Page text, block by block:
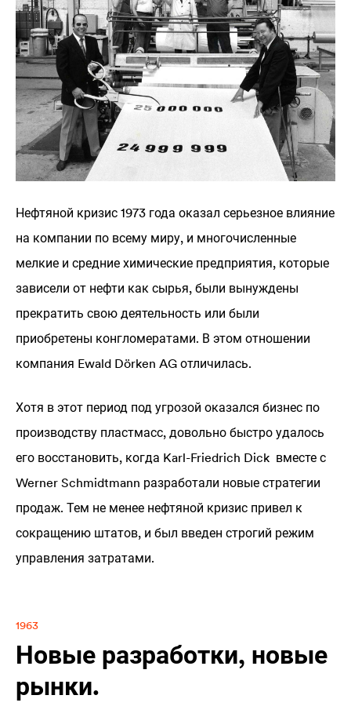
Нефтяной кризис 1973 года оказал серьезное влияние
на компании по всему миру, и многочисленные
мелкие и средние химические предприятия, которые
зависели от нефти как сырья, были вынуждены
прекратить свою деятельность или были
приобретены конгломератами. В этом отношении
компания Ewald Dörken AG отличилась.
Хотя в этот период под угрозой оказался бизнес по
производству пластмасс, довольно быстро удалось
его восстановить, когда Karl-Friedrich Dick вместе с
Werner Schmidtmann разработали новые стратегии
продаж. Тем не менее нефтяной кризис привел к
сокращению штатов, и был введен строгий режим
управления затратами.
1963
Новые разработки, новые
рынки.